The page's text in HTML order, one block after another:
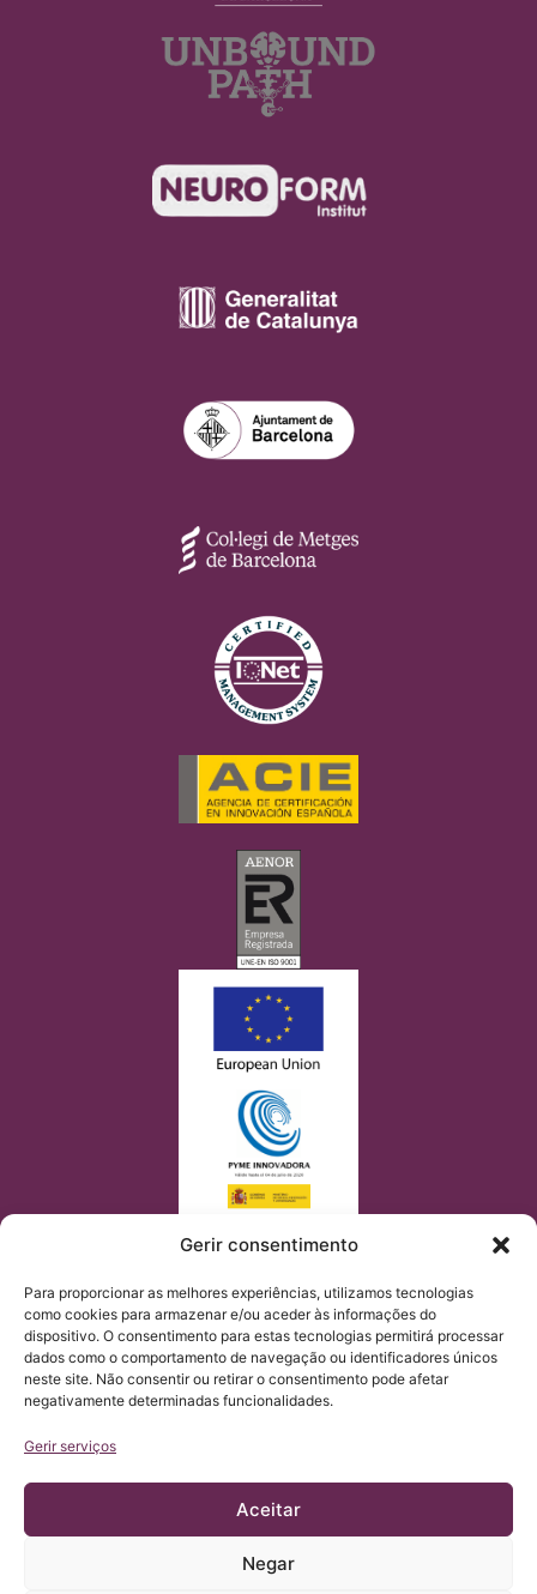
Gerir consentimento
Para proporcionar as melhores experiências, utilizamos tecnologias
como cookies para armazenar e/ou aceder às informações do
dispositivo. O consentimento para estas tecnologias permitirá processar
dados como o comportamento de navegação ou identificadores únicos
neste site. Não consentir ou retirar o consentimento pode afetar
negativamente determinadas funcionalidades.
Gerir serviços
Aceitar
Negar
© Copyright Institut Chiari 2025